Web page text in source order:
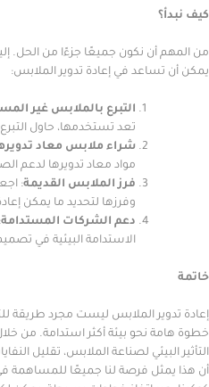
نكون جميعًا جزءًا من الحل. إليك بعض
في إعادة تدوير الملابس:
التبرع بالملابس غير المستخدمة:
تعد تستخدمها، حاول التبرع بها
شراء ملابس معاد تدويرها: حاول
مواد معاد تدويرها لدعم الصناعات
فرز الملابس القديمة: اجعل من
وفرزها لتحديد ما يمكن إعادة
دعم الشركات المستدامة: اختر
الاستدامة البيئية في تصميم وإنتاج
الملابس ليست مجرد طريقة للتخلص من
بيئة أكثر استدامة. من خلال إعادة
لصناعة الملابس، تقليل النفايات،
فرصة لنا جميعًا للمساهمة في تغيير